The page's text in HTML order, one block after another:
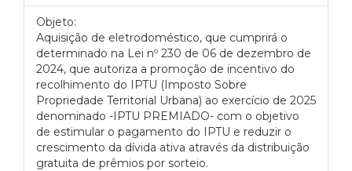
Objeto:
Aquisição de eletrodoméstico, que cumprirá o
determinado na Lei nº 230 de 06 de dezembro de
2024, que autoriza a promoção de incentivo do
recolhimento do IPTU (Imposto Sobre
Propriedade Territorial Urbana) ao exercício de 2025
denominado -IPTU PREMIADO- com o objetivo
de estimular o pagamento do IPTU e reduzir o
crescimento da dívida ativa através da distribuição
gratuita de prêmios por sorteio.